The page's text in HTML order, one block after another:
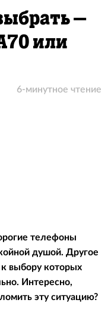
–
или
6-минутное чтение
телефоны
душой. Другое
выбору которых
Интересно,
эту ситуацию?